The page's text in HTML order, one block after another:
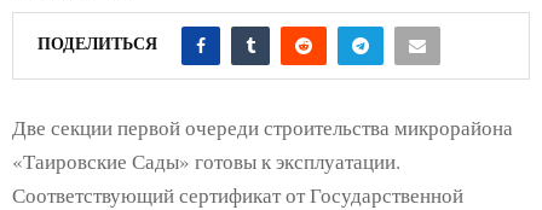
ПОДЕЛИТЬСЯ
Две секции первой очереди строительства микрорайона
«Таировские Сады» готовы к эксплуатации.
Соответствующий сертификат от Государственной